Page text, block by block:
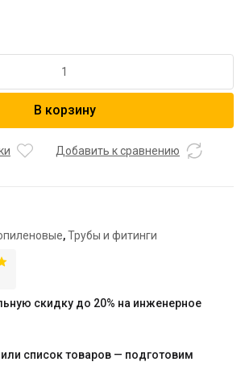
В корзину
Добавить к сравнению
,Трубы и фитинги
скидку до 20% на инженерное
список товаров — подготовим